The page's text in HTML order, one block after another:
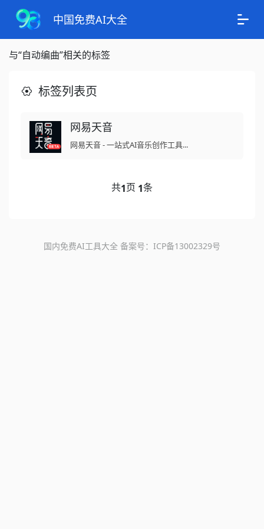
中国免费AI大全
与“自动编曲”相关的标签
标签列表页
网易天音
网易天音 - 一站式AI音乐创作工具...
共1页 1条
国内免费AI工具大全 备案号： ICP备13002329号